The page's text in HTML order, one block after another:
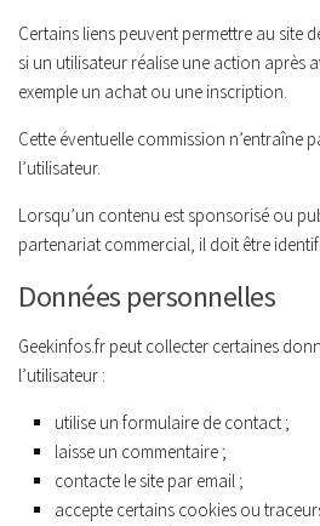
Certains liens peuvent permettre au site
si un utilisateur réalise une action après
exemple un achat ou une inscription.
Cette éventuelle commission n’entraîne
l’utilisateur.
Lorsqu’un contenu est sponsorisé ou
partenariat commercial, il doit être
Données personnelles
Geekinfos.fr peut collecter certaines
l’utilisateur :
utilise un formulaire de contact ;
laisse un commentaire ;
contacte le site par email ;
accepte certains cookies ou